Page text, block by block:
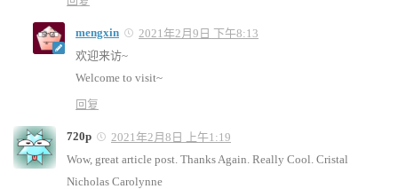
mengxin
2021年2月9日 下午8:13
欢迎来访~
Welcome to visit~
回复
720p
2021年2月8日 上午1:19
Wow, great article post. Thanks Again. Really Cool. Cristal
Nicholas Carolynne